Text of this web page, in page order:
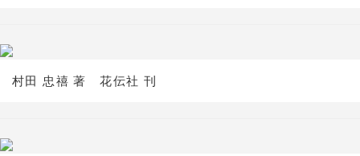
村田 忠禧 著 花伝社 刊